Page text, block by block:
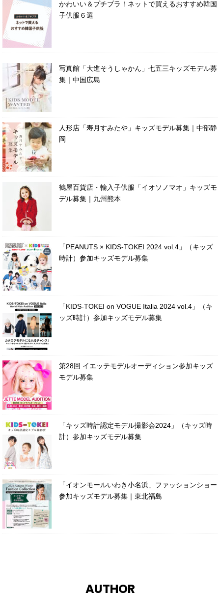
かわいい＆プチプラ！ネットで買えるおすすめ韓国
子供服６選
写真館「大進そうしゃかん」七五三キッズモデル募
集｜中国広島
人形店「寿月すみたや」キッズモデル募集｜中部静
岡
鶴屋百貨店・輸入子供服「イオソノマオ」キッズモ
デル募集｜九州熊本
「PEANUTS × KIDS-TOKEI 2024 vol.4」（キッズ
時計）参加キッズモデル募集
「KIDS-TOKEI on VOGUE Italia 2024 vol.4」（キ
ッズ時計）参加キッズモデル募集
第28回 イエッテモデルオーディション参加キッズ
モデル募集
「キッズ時計認定モデル撮影会2024」（キッズ時
計）参加キッズモデル募集
「イオンモールいわき小名浜」ファッションショー
参加キッズモデル募集｜東北福島
AUTHOR